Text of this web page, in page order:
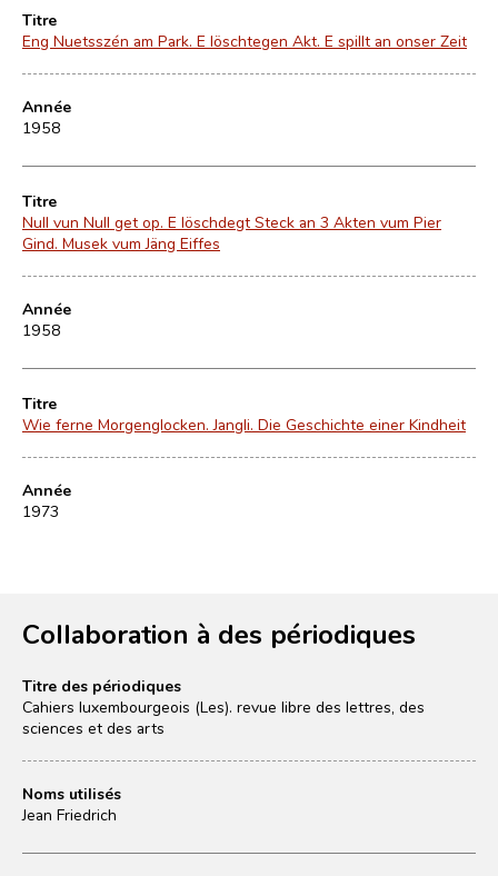
Titre
Eng Nuetsszén am Park. E löschtegen Akt. E spillt an onser Zeit
Année
1958
Titre
Null vun Null get op. E löschdegt Steck an 3 Akten vum Pier
Gind. Musek vum Jäng Eiffes
Année
1958
Titre
Wie ferne Morgenglocken. Jangli. Die Geschichte einer Kindheit
Année
1973
Collaboration à des périodiques
Titre des périodiques
Cahiers luxembourgeois (Les). revue libre des lettres, des
sciences et des arts
Noms utilisés
Jean Friedrich